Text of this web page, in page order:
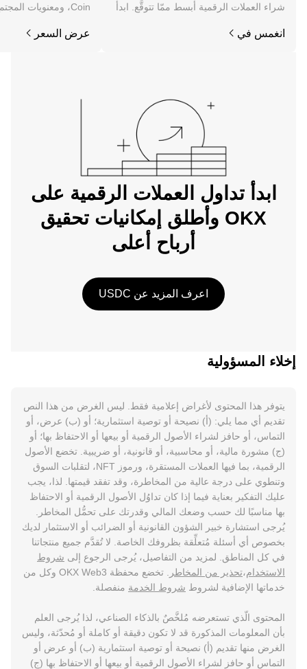
شراء العملات الرقمية أبسط ممّا تتوقَّع. ابدأ
الويب.
انغمس في
Coin، ومعنويات المجتمع والأخبار والمزيد.
عرض السعر
ابدأ تداول العملات الرقمية على
OKX وأطلق إمكانيات تحقيق
أرباح أعلى
اعرف المزيد عن USDC
إخلاء المسؤولية
يتوفر هذا المحتوى لأغراض إعلامية فقط. ليس الغرض من هذا النص
تقديم أي مما يلي: (أ) نصيحة أو توصية استثمارية؛ أو (ب) عرض، أو
التماس، أو حافز لشراء الأصول الرقمية أو بيعها أو الاحتفاظ بها؛ أو
(ج) مشورة مالية، أو محاسبية، أو قانونية، أو ضريبية. تخضع الأصول
الرقمية، بما فيها العملات المستقرة، ورموز NFT، لتقلبات السوق
وتنطوي على درجة عالية من المخاطرة، وقد تفقد قيمتها. لذا، يجب
عليك التفكير بعناية فيما إذا كان تداوُل الأصول الرقمية أو الاحتفاظ
بها مناسبًا لك حسب وضعك المالي وقدرتك على تحمُّل المخاطر.
يُرجى استشارة خبير الشؤون القانونية أو الضرائب أو الاستثمار لديك
بخصوص أي أسئلة مُتعلِّقة بظروفك الخاصة. لا تُقدَّم جميع منتجاتنا
في كل المناطق. لمزيد من التفاصيل، يُرجى الرجوع إلى شروط
الاستخدام،تحذير من المخاطر
. تخضع محفظة OKX Web3 وكل من
خدماتها الإضافية لشروط شروط الخدمة منفصلة.
المحتوى الّذي تستعرضه مُلخَّصٌ بالذكاء الصناعي، لذا يُرجى العلم
بأن المعلومات المذكورة قد لا تكون دقيقة أو كاملة أو مُحدّثة، وليس
الغرض منها تقديم (أ) نصيحة أو توصية استثمارية (ب) أو عرض أو
التماس أو حافز لشراء الأصول الرقمية أو بيعها أو الاحتفاظ بها (ج)